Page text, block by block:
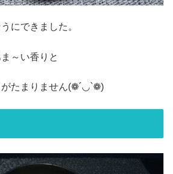
にできました。
～い香りと
がたまりません(❁´◡`❁)